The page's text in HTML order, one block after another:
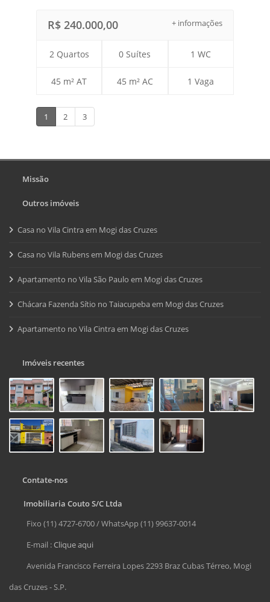
+ informações
R$ 240.000,00
2 Quartos 0 Suítes 1 WC
45 m² AT 45 m² AC 1 Vaga
1 2 3
Missão
Outros imóveis
Casa no Vila Cintra em Mogi das Cruzes
Casa no Vila Rubens em Mogi das Cruzes
Apartamento no Vila São Paulo em Mogi das Cruzes
Chácara Fazenda Sítio no Taiacupeba em Mogi das Cruzes
Apartamento no Vila Cintra em Mogi das Cruzes
Imóveis recentes
Contate-nos
Imobiliaria Couto S/C Ltda
Fixo (11) 4727-6700 / WhatsApp (11) 99637-0014
E-mail :Clique aqui
Avenida Francisco Ferreira Lopes 2293 Braz Cubas Térreo, Mogi
das Cruzes - S.P.